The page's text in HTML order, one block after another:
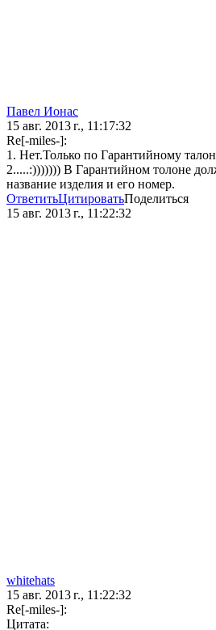
Павел Ионас
15 авг. 2013 г., 11:17:32
Re[-miles-]:
1. Нет.Только по Гарантийному
2.....:))))))) В Гарантийном толоне
название изделия и его номер.
ОтветитьЦитироватьПоделиться
15 авг. 2013 г., 11:22:32
whitehats
15 авг. 2013 г., 11:22:32
Re[-miles-]:
Цитата: